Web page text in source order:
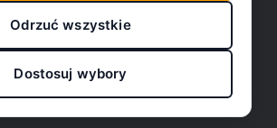
Odrzuć wszystkie
Dostosuj wybory